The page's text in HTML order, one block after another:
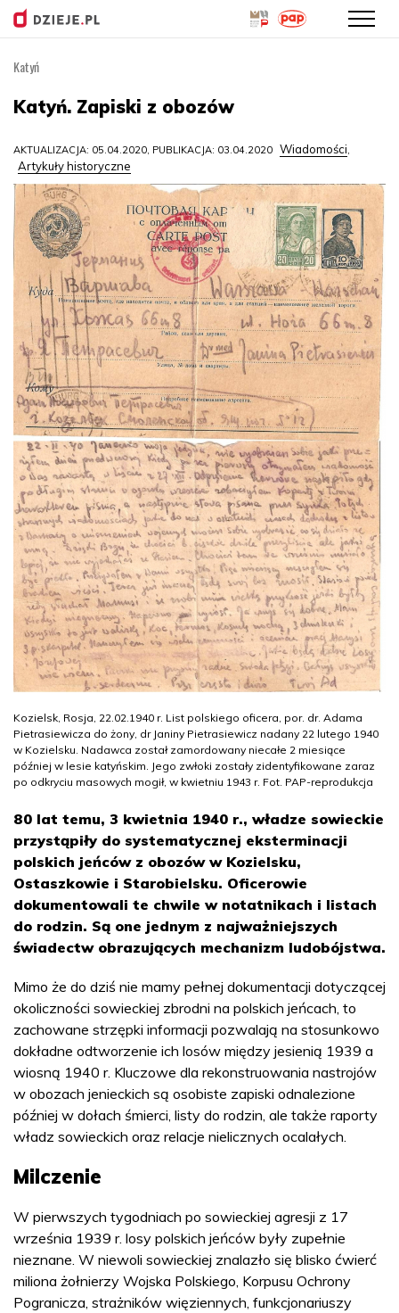
treści
Katyń
Katyń. Zapiski z obozów
AKTUALIZACJA: 05.04.2020, PUBLIKACJA: 03.04.2020 Wiadomości,
Artykuły historyczne
Kozielsk, Rosja, 22.02.1940 r. List polskiego oficera, por. dr. Adama
Pietrasiewicza do żony, dr Janiny Pietrasiewicz nadany 22 lutego 1940
w Kozielsku. Nadawca został zamordowany niecałe 2 miesiące
później w lesie katyńskim. Jego zwłoki zostały zidentyfikowane zaraz
po odkryciu masowych mogił, w kwietniu 1943 r. Fot. PAP-reprodukcja
80 lat temu, 3 kwietnia 1940 r., władze sowieckie
przystąpiły do systematycznej eksterminacji
polskich jeńców z obozów w Kozielsku,
Ostaszkowie i Starobielsku. Oficerowie
dokumentowali te chwile w notatnikach i listach
do rodzin. Są one jednym z najważniejszych
świadectw obrazujących mechanizm ludobójstwa.
Mimo że do dziś nie mamy pełnej dokumentacji dotyczącej
okoliczności sowieckiej zbrodni na polskich jeńcach, to
zachowane strzępki informacji pozwalają na stosunkowo
dokładne odtworzenie ich losów między jesienią 1939 a
wiosną 1940 r. Kluczowe dla rekonstruowania nastrojów
w obozach jenieckich są osobiste zapiski odnalezione
później w dołach śmierci, listy do rodzin, ale także raporty
władz sowieckich oraz relacje nielicznych ocalałych.
Milczenie
W pierwszych tygodniach po sowieckiej agresji z 17
września 1939 r. losy polskich jeńców były zupełnie
nieznane. W niewoli sowieckiej znalazło się blisko ćwierć
miliona żołnierzy Wojska Polskiego, Korpusu Ochrony
Pogranicza, strażników więziennych, funkcjonariuszy